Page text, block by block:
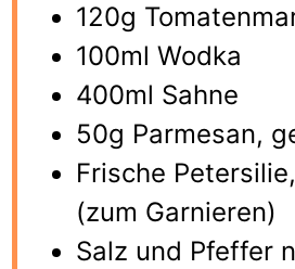
120g
100ml Wodka
400ml Sahne
50g Parmesan,
Frische
(zum Garnieren)
Salz und Pfeffer